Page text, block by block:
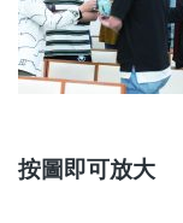
按圖即可放大